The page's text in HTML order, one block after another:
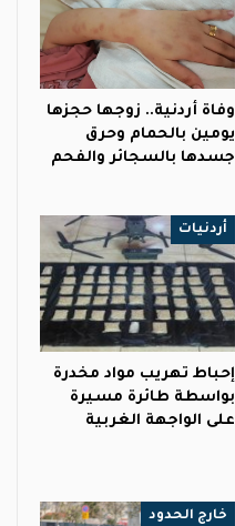
وفاة أردنية.. زوجها حجزها
يومين بالحمام وحرق
جسدها بالسجائر والفحم
أردنيات
إحباط تهريب مواد مخدرة
بواسطة طائرة مسيرة
على الواجهة الغربية
خارج الحدود